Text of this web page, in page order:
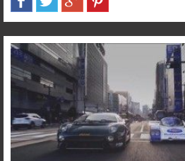
PARTAGERPARTAGERPARTAGERPARTAGER